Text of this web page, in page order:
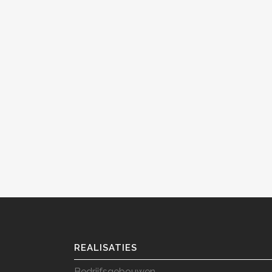
REALISATIES